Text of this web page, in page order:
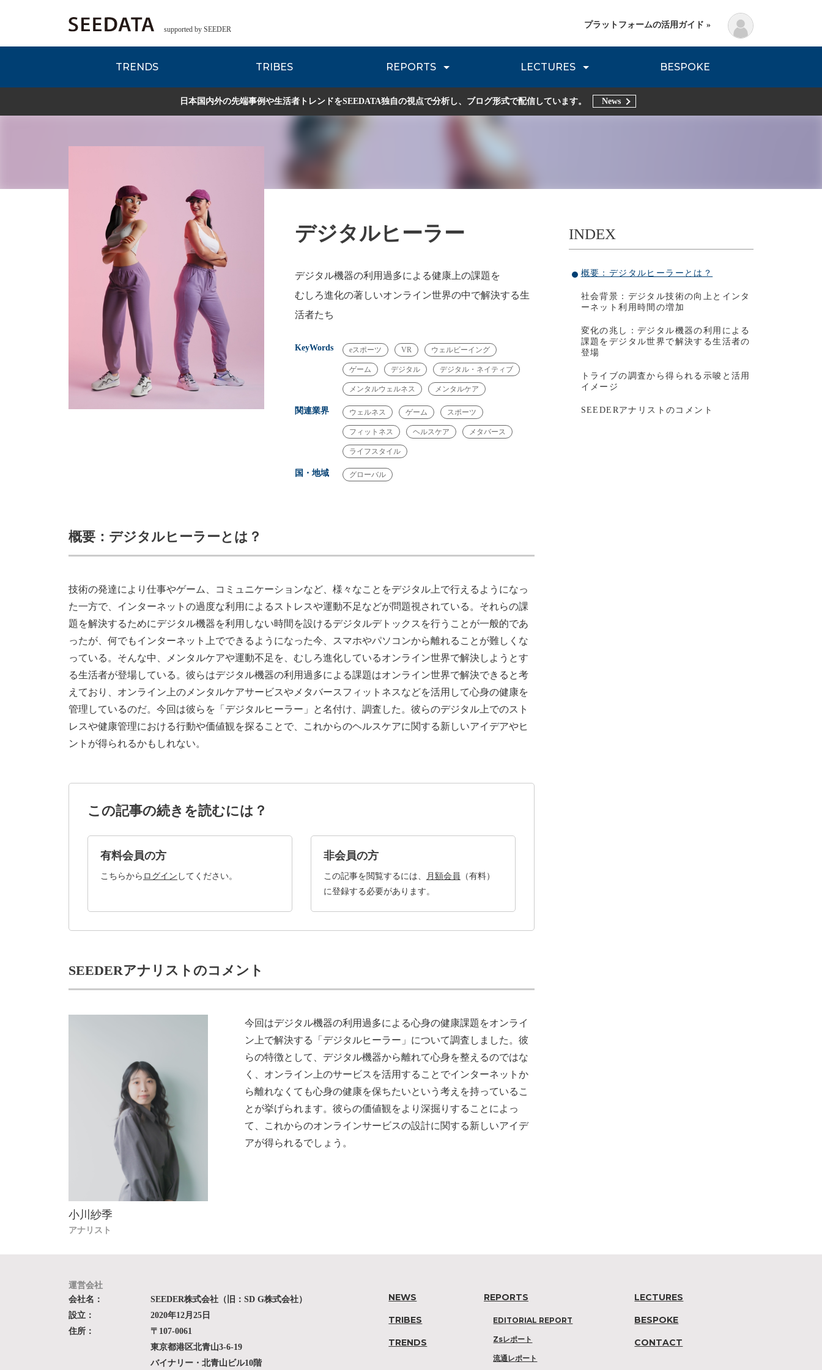
supported by SEEDER
TRENDS TRIBES REPORTS
EDITORIAL REPORT Zsレポート 流通レポート JOURNEY REVIEW DNVB REPORT TRIBE REPORTS
LECTURES
各種データのご紹介 Planning Method
BESPOKE
プラットフォームの活用ガイド »
日本国内外の先端事例や生活者トレンドをSEEDATA独自の視点で分析し、ブログ形式で配信しています。 News
INDEX
概要：デジタルヒーラーとは？
社会背景：デジタル技術の向上とインタ
ーネット利用時間の増加
変化の兆し：デジタル機器の利用による
課題をデジタル世界で解決する生活者の
登場
トライブの調査から得られる示唆と活用
イメージ
SEEDERアナリストのコメント
デジタルヒーラー
デジタル機器の利用過多による健康上の課題を
むしろ進化の著しいオンライン世界の中で解決する生
活者たち
KeyWords eスポーツ VR ウェルビーイング
ゲーム デジタル デジタル・ネイティブ
メンタルウェルネス メンタルケア
関連業界 ウェルネス ゲーム スポーツ
フィットネス ヘルスケア メタバース
ライフスタイル
国・地域 グローバル
概要：デジタルヒーラーとは？
技術の発達により仕事やゲーム、コミュニケーションなど、様々なことをデジタル上で行えるようになっ
た一方で、インターネットの過度な利用によるストレスや運動不足などが問題視されている。それらの課
題を解決するためにデジタル機器を利用しない時間を設けるデジタルデトックスを行うことが一般的であ
ったが、何でもインターネット上でできるようになった今、
スマホやパソコンから離れることが難しくな
っている。そんな中、メンタルケアや運動不足を、むしろ進化しているオンライン世界で解決しようとす
る生活者が登場している。彼らはデジタル機器の利用過多による課題はオンライン世界で解決できると考
えており、オンライン上のメンタルケアサービスやメタバースフィットネスなどを活用して心身の健康を
管理しているのだ。今回は彼らを「デジタルヒーラー」と名付け、調査した。彼らのデジタル上でのスト
レスや健康管理における行動や価値観を探ることで、これからのヘルスケアに関する新しいアイデアやヒ
ントが得られるかもしれない。
この記事の続きを読むには？
有料会員の方
こちらから ログイン してください。
非会員の方
この記事を閲覧するには、 月額会員
（有料）
に登録する必要があります。
SEEDERアナリストのコメント
小川紗季
アナリスト
今回はデジタル機器の利用過多による心身の健康課題をオンライ
ン上で解決する「デジタルヒーラー」について調査しました。彼
らの特徴として、デジタル機器から離れて心身を整えるのではな
く、オンライン上のサービスを活用することでインターネットか
ら離れなくても心身の健康を保ちたいという考えを持っているこ
とが挙げられます。彼らの価値観をより深掘りすることによっ
て、これからのオンラインサービスの設計に関する新しいアイデ
アが得られるでしょう。
運営会社
会社名：
SEEDER株式会社（旧：SD G株式会社）
設立：
2020年12月25日
住所：
〒107-0061
東京都港区北青山3-6-19
バイナリー・北青山ビル10階
NEWS
TRIBES
TRENDS
REPORTS
EDITORIAL REPORT
Zsレポート
流通レポート
LECTURES
BESPOKE
CONTACT